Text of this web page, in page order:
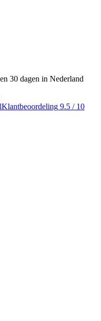
30 dagen in Nederland
Klantbeoordeling 9.5 / 10